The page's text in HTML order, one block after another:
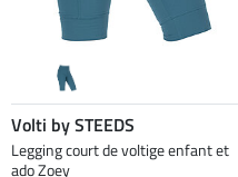
Volti by STEEDS
Legging court de voltige enfant et
ado Zoey